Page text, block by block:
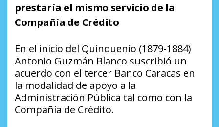
prestaría el mismo servicio de la
Compañía de Crédito
En el inicio del Quinquenio (1879-1884)
Antonio Guzmán Blanco suscribió un
acuerdo con el tercer Banco Caracas en
la modalidad de apoyo a la
Administración Pública tal como con la
Compañía de Crédito.